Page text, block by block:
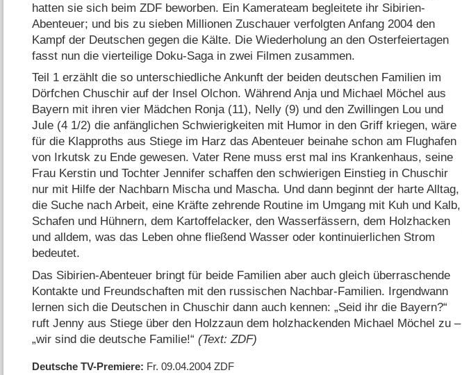
hatten sie sich beim ZDF beworben. Ein Kamerateam begleitete ihr Sibirien-
Abenteuer; und bis zu sieben Millionen Zuschauer verfolgten Anfang 2004 den
Kampf der Deutschen gegen die Kälte. Die Wiederholung an den Osterfeiertagen
fasst nun die vierteilige Doku-Saga in zwei Filmen zusammen.
Teil 1 erzählt die so unterschiedliche Ankunft der beiden deutschen Familien im
Dörfchen Chuschir auf der Insel Olchon. Während Anja und Michael Möchel aus
Bayern mit ihren vier Mädchen Ronja (11), Nelly (9) und den Zwillingen Lou und
Jule (4 1/​2) die anfänglichen Schwierigkeiten mit Humor in den Griff kriegen, wäre
für die Klapproths aus Stiege im Harz das Abenteuer beinahe schon am Flughafen
von Irkutsk zu Ende gewesen. Vater Rene muss erst mal ins Krankenhaus, seine
Frau Kerstin und Tochter Jennifer schaffen den schwierigen Einstieg in Chuschir
nur mit Hilfe der Nachbarn Mischa und Mascha. Und dann beginnt der harte Alltag,
die Suche nach Arbeit, eine Kräfte zehrende Routine im Umgang mit Kuh und Kalb,
Schafen und Hühnern, dem Kartoffelacker, den Wasserfässern, dem Holzhacken
und alldem, was das Leben ohne fließend Wasser oder kontinuierlichen Strom
bedeutet.
Das Sibirien-Abenteuer bringt für beide Familien aber auch gleich überraschende
Kontakte und Freundschaften mit den russischen Nachbar-Familien. Irgendwann
lernen sich die Deutschen in Chuschir dann auch kennen: „Seid ihr die Bayern?“
ruft Jenny aus Stiege über den Holzzaun dem holzhackenden Michael Möchel zu –
„wir sind die deutsche Familie!“(Text: ZDF)
Deutsche TV-Premiere Fr. 09.04.2004 ZDF